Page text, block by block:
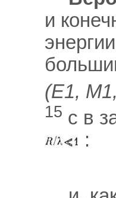
и
(E1,
15 с в
: